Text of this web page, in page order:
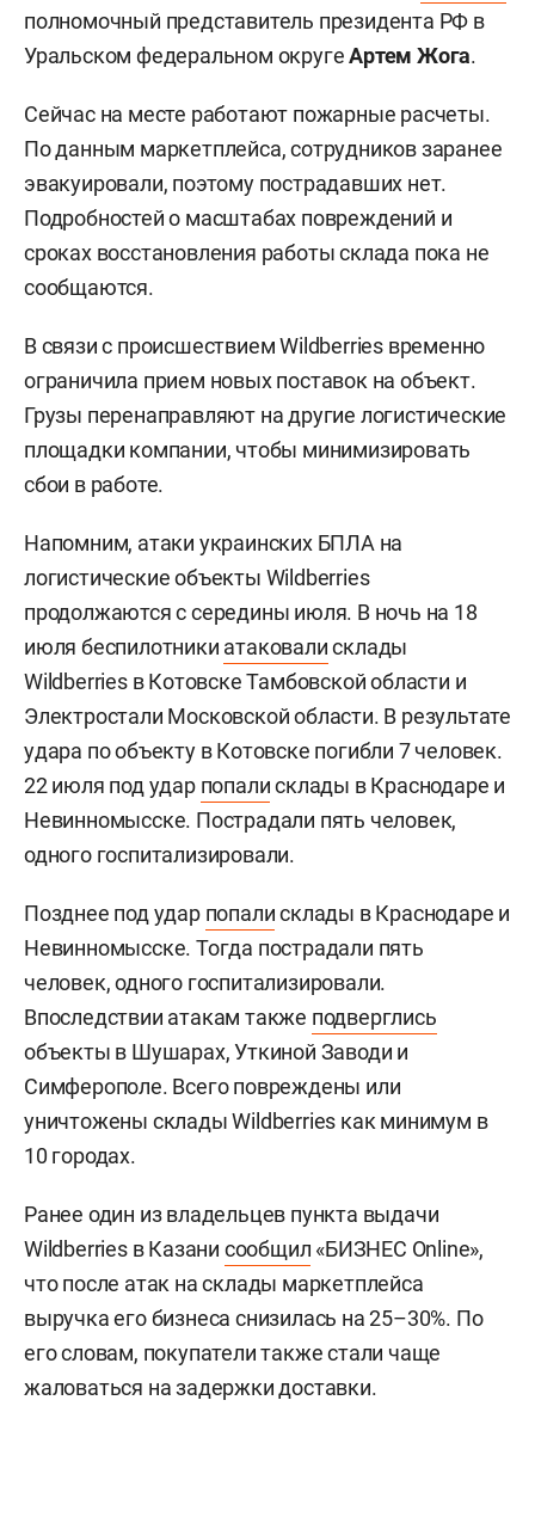
полномочный представитель президента РФ в
Уральском федеральном округеАртем Жога.
Сейчас на месте работают пожарные расчеты.
По данным маркетплейса, сотрудников заранее
эвакуировали, поэтому пострадавших нет.
Подробностей о масштабах повреждений и
сроках восстановления работы склада пока не
сообщаются.
В связи с происшествием Wildberries временно
ограничила прием новых поставок на объект.
Грузы перенаправляют на другие логистические
площадки компании, чтобы минимизировать
сбои в работе.
Напомним, атаки украинских БПЛА на
логистические объекты Wildberries
продолжаются с середины июля. В ночь на 18
июля беспилотники атаковалисклады
Wildberries в Котовске Тамбовской области и
Электростали Московской области. В результате
удара по объекту в Котовске погибли 7 человек.
22 июля под удар попалисклады в Краснодаре и
Невинномысске. Пострадали пять человек,
одного госпитализировали.
Позднее под удар попалисклады в Краснодаре и
Невинномысске. Тогда пострадали пять
человек, одного госпитализировали.
Впоследствии атакам также подверглись
объекты в Шушарах, Уткиной Заводи и
Симферополе. Всего повреждены или
уничтожены склады Wildberries как минимум в
10 городах.
Ранее один из владельцев пункта выдачи
Wildberries в Казани сообщил «БИЗНЕС Online»,
что после атак на склады маркетплейса
выручка его бизнеса снизилась на 25–30%. По
его словам, покупатели также стали чаще
жаловаться на задержки доставки.